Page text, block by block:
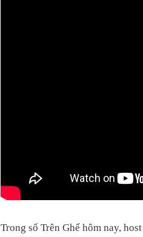
Trong số Trên Ghế hôm nay,